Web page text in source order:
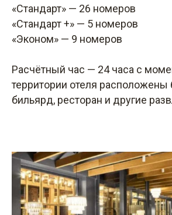
«Стандарт» — 26 номеров
«Стандарт +» — 5 номеров
«Эконом» — 9 номеров
Расчётный час — 24 часа с
территории отеля расположены
бильярд, ресторан и другие